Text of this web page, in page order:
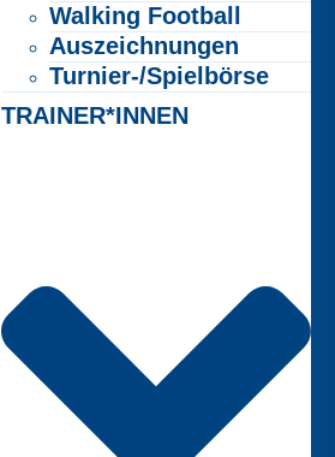
Walking Football
Auszeichnungen
Turnier-/Spielbörse
TRAINER*INNEN